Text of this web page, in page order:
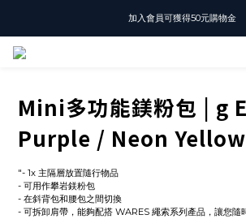
T-SHIRT任選3件$1500
加入會員可獲得50元購物金
Mini多功能鎂粉包 | g
Purple / Neon
"- 1x 主隔層放置隨行物品
- 可用作攀岩鎂粉包
- 在斜背包和腰包之間切換
- 可拆卸肩帶，能夠配搭 WARES 繩索系列產品，讓您隨